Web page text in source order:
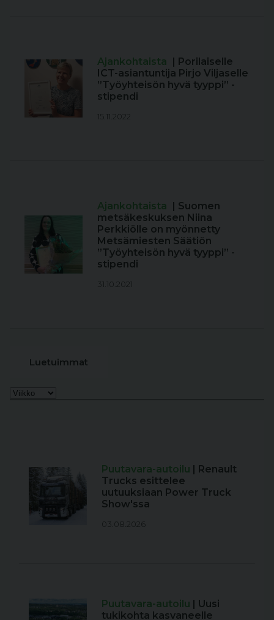
Ajankohtaista | Porilaiselle
ICT-asiantuntija Pirjo Viljaselle
”Työyhteisön hyvä tyyppi” -
stipendi
15.11.2022
Ajankohtaista | Suomen
metsäkeskuksen Niina
Perkkiölle on myönnetty
Metsämiesten Säätiön
”Työyhteisön hyvä tyyppi” -
stipendi
31.10.2021
Luetuimmat
Puutavara-autoilu | Renault
Trucks esittelee
uutuuksiaan Power Truck
Show'ssa
03.08.2026
Puutavara-autoilu | Uusi
tukikohta kasvaneelle